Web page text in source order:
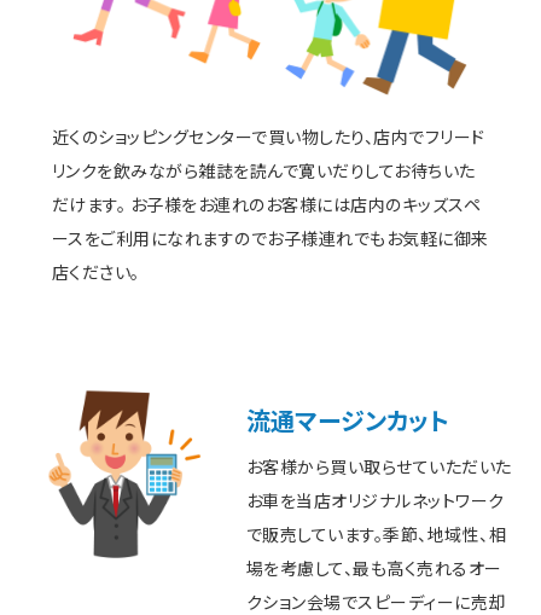
近くのショッピングセンターで買い物したり、店内でフリード
リンクを飲みながら雑誌を読んで寛いだりしてお待ちいた
だけます。 お子様をお連れのお客様には店内のキッズスペ
ースをご利用になれますのでお子様連れでもお気軽に御来
店ください。
流通マージンカット
お客様から買い取らせていただいた
お車を当店オリジナルネットワーク
で販売しています。季節、地域性、相
場を考慮して、最も高く売れるオー
クション会場でスピーディーに売却